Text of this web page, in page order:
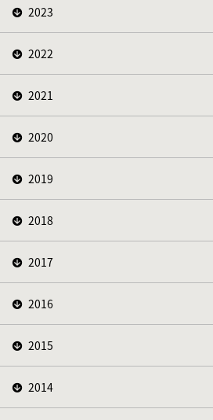
2023
2022
2021
2020
2019
2018
2017
2016
2015
2014